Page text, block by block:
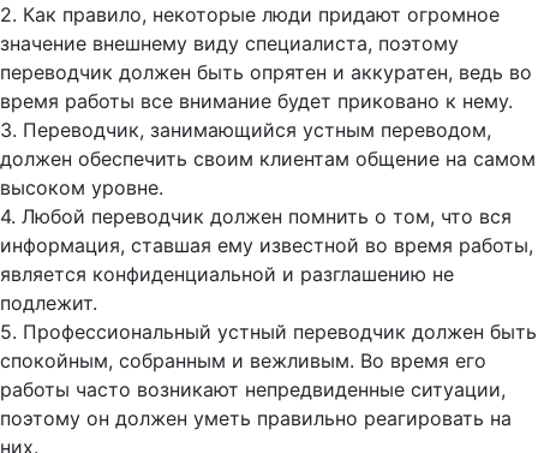
2. Как правило, некоторые люди придают огромное
значение внешнему виду специалиста, поэтому
переводчик должен быть опрятен и аккуратен, ведь во
время работы все внимание будет приковано к нему.
3. Переводчик, занимающийся устным переводом,
должен обеспечить своим клиентам общение на самом
высоком уровне.
4. Любой переводчик должен помнить о том, что вся
информация, ставшая ему известной во время работы,
является конфиденциальной и разглашению не
подлежит.
5. Профессиональный устный переводчик должен быть
спокойным, собранным и вежливым. Во время его
работы часто возникают непредвиденные ситуации,
поэтому он должен уметь правильно реагировать на
них.